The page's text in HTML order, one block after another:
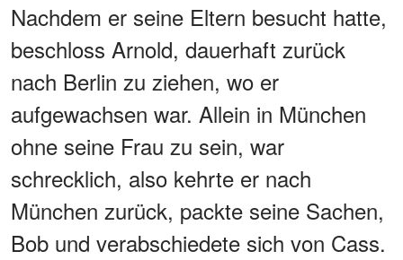
Nachdem er seine Eltern besucht hatte,
beschloss Arnold, dauerhaft zurück
nach Berlin zu ziehen, wo er
aufgewachsen war. Allein in München
ohne seine Frau zu sein, war
schrecklich, also kehrte er nach
München zurück, packte seine Sachen,
Bob und verabschiedete sich von Cass.